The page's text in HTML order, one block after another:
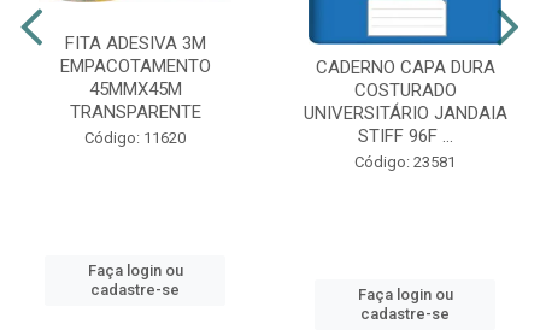
FITA ADESIVA 3M
EMPACOTAMENTO
45MMX45M
TRANSPARENTE
Código: 11620
Faça login ou
cadastre-se
CADERNO CAPA DURA
COSTURADO
UNIVERSITÁRIO JANDAIA
STIFF 96F ...
Código: 23581
Faça login ou
cadastre-se